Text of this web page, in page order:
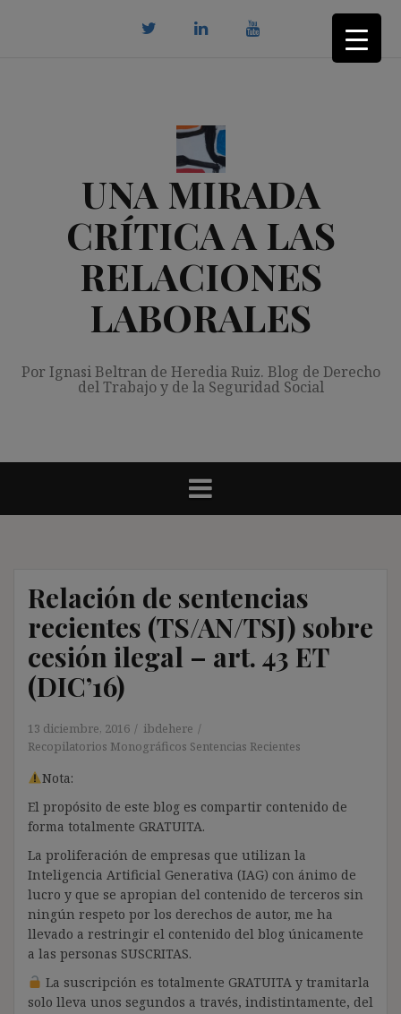
UNA MIRADA
CRÍTICA A LAS
RELACIONES
LABORALES
Por Ignasi Beltran de Heredia Ruiz. Blog de Derecho
del Trabajo y de la Seguridad Social
Relación de sentencias
recientes (TS/AN/TSJ) sobre
cesión ilegal – art. 43 ET
(DIC’16)
13 diciembre, 2016
ibdehere
Recopilatorios Monográficos Sentencias Recientes
Nota:
El propósito de este blog es compartir contenido de
forma totalmente GRATUITA.
La proliferación de empresas que utilizan la
Inteligencia Artificial Generativa (IAG) con ánimo de
lucro y que se apropian del contenido de terceros sin
ningún respeto por los derechos de autor, me ha
llevado a restringir el contenido del blog únicamente
a las personas SUSCRITAS.
La suscripción es totalmente GRATUITA y tramitarla
solo lleva unos segundos a través, indistintamente, del